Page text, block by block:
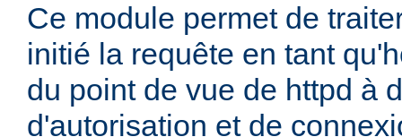
Ce module permet de
initié la requête en tant
du point de vue de httpd à
d'autorisation et de